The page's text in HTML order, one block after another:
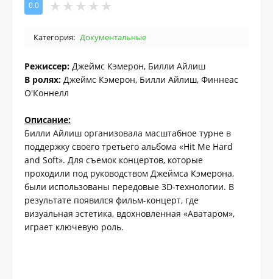
0.0
Категория: Документальные
Режиссер: Джеймс Кэмерон, Билли Айлиш
В ролях: Джеймс Кэмерон, Билли Айлиш, Финнеас
О'Коннелл
Описание:
Билли Айлиш организовала масштабное турне в
поддержку своего третьего альбома «Hit Me Hard
and Soft». Для съемок концертов, которые
проходили под руководством Джеймса Кэмерона,
были использованы передовые 3D-технологии. В
результате появился фильм-концерт, где
визуальная эстетика, вдохновленная «Аватаром»,
играет ключевую роль.